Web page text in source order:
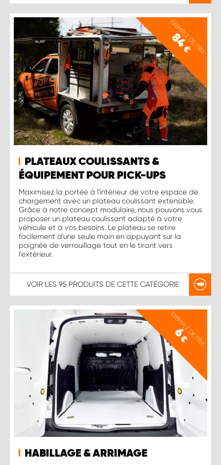
EXEMPLE DE PRIX
84
€
PLATEAUX COULISSANTS &
ÉQUIPEMENT POUR PICK-UPS
Maximisez la portée à l'intérieur de votre espace de
chargement avec un plateau coulissant extensible.
Grâce à notre concept modulaire, nous pouvons vous
proposer un plateau coulissant adapté à votre
véhicule et à vos besoins. Le plateau se retire
facilement d'une seule main en appuyant sur la
poignée de verrouillage tout en le tirant vers
l'extérieur.
VOIR LES 95 PRODUITS DE CETTE CATÉGORIE
EXEMPLE DE PRIX
6
€
HABILLAGE & ARRIMAGE